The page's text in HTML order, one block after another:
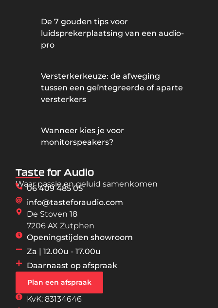
De 7 gouden tips voor
luidsprekerplaatsing van een audio-
pro
Versterkerkeuze: de afweging
tussen een geïntegreerde of aparte
versterkers
Wanneer kies je voor
monitorspeakers?
Taste for Audio
Waar passie en geluid samenkomen
06 409 485 05
info@tasteforaudio.com
De Stoven 18
7206 AX Zutphen
Openingstijden showroom
Za | 12.00u - 17.00u
Daarnaast op afspraak
Plan een afspraak
KvK: 83134646